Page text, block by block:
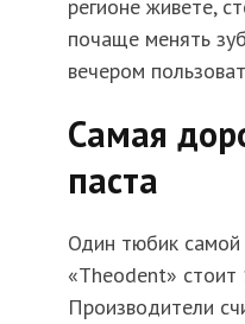
регионе живете,
почаще менять
вечером
Самая
паста
Один тюбик самой
«Theodent» стоит
Производители